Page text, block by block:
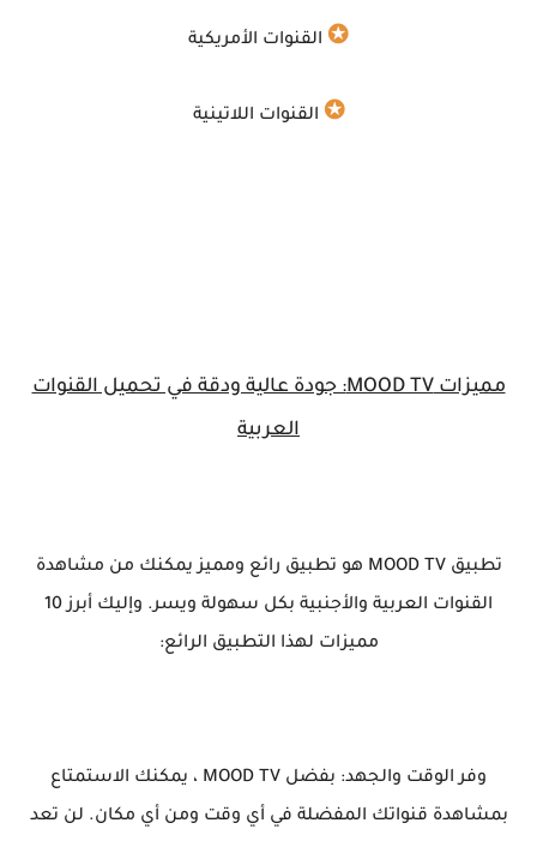
✪ القنوات الأمريكية
✪ القنوات اللاتينية
مميزات MOOD TV: جودة عالية ودقة في تحميل القنوات
العربية
تطبيق MOOD TV هو تطبيق رائع ومميز يمكنك من مشاهدة
القنوات العربية والأجنبية بكل سهولة ويسر. وإليك أبرز 10
مميزات لهذا التطبيق الرائع:
وفر الوقت والجهد: بفضل MOOD TV ، يمكنك الاستمتاع
بمشاهدة قنواتك المفضلة في أي وقت ومن أي مكان. لن تعد